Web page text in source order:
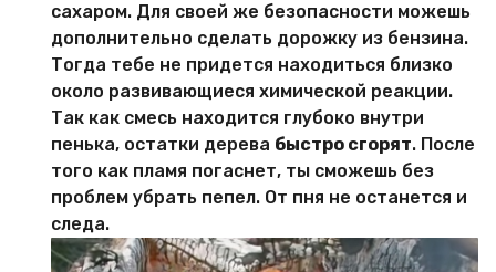
сахаром. Для своей же безопасности можешь
дополнительно сделать дорожку из бензина.
Тогда тебе не придется находиться близко
около развивающиеся химической реакции.
Так как смесь находится глубоко внутри
пенька, остатки дерева быстро сгорят. После
того как пламя погаснет, ты сможешь без
проблем убрать пепел. От пня не останется и
следа.